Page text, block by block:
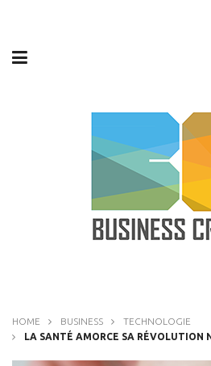
HOME BUSINESS
TECHNOLOGIE
LA SANTÉ AMORCE SA RÉVOLUTION